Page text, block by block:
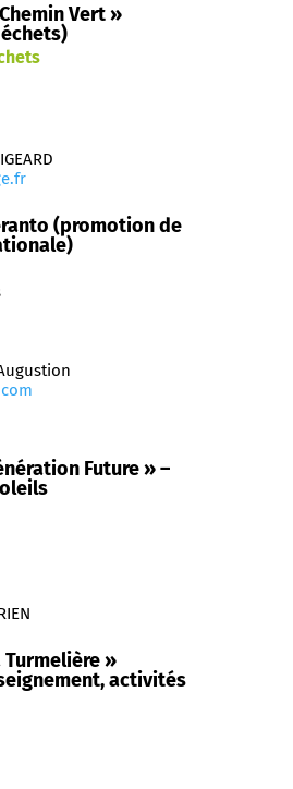
Vert »
(promotion de
Future » –
»
activités